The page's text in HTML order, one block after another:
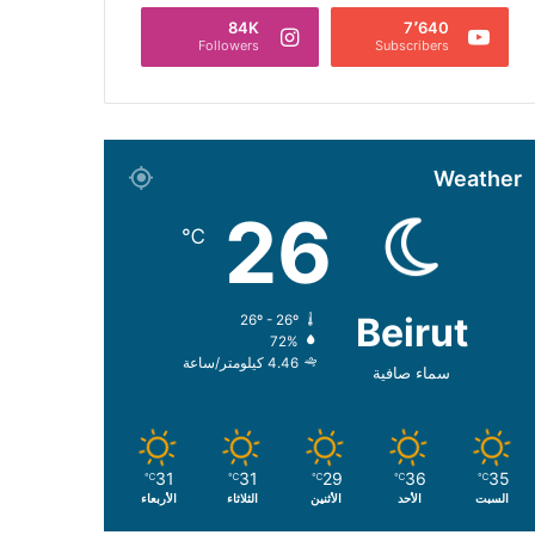
7٬640
Subscribers
84K
Followers
Weather
Beirut
سماء صافية
26
℃
26º - 26º
72%
4.46 كيلومتر/ساعة
35
℃
السبت
36
℃
الأحد
29
℃
الأثنين
31
℃
الثلاثاء
31
℃
الأربعاء